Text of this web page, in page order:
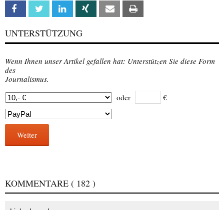
Facebook Twitter Linkedin Xing Email
UNTERSTÜTZUNG
Wenn Ihnen unser Artikel gefallen hat: Unterstützen Sie diese Form
des
Journalismus.
oder
€
Weiter
KOMMENTARE ( 182 )